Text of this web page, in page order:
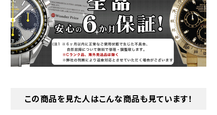
この商品を見た人はこんな商品も見ています！